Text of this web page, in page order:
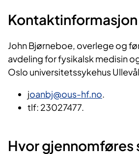
Kontaktinformasjon
John Bjørneboe, overlege og
avdeling for fysikalsk medisin
Oslo universitetssykehus
joanbj@ous-hf.no.
tlf: 23027477.
Hvor gjennomføres